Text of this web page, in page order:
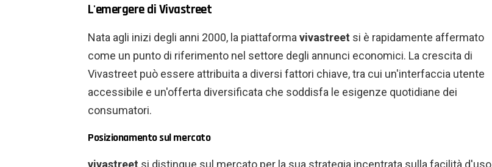
L'emergere di Vivastreet
Nata agli inizi degli anni 2000, la piattaforma vivastreet si è rapidamente affermato
come un punto di riferimento nel settore degli annunci economici. La crescita di
Vivastreet può essere attribuita a diversi fattori chiave, tra cui un'interfaccia utente
accessibile e un'offerta diversificata che soddisfa le esigenze quotidiane dei
consumatori.
Posizionamento sul mercato
vivastreet si distingue sul mercato per la sua strategia incentrata sulla facilità d'uso